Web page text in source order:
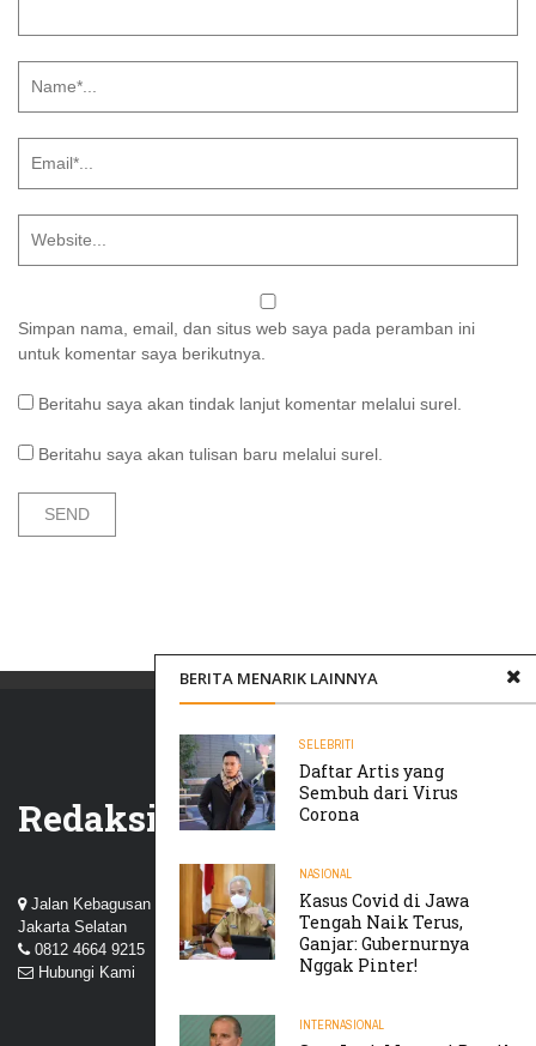
Simpan nama, email, dan situs web saya pada peramban ini
untuk komentar saya berikutnya.
Beritahu saya akan tindak lanjut komentar melalui surel.
Beritahu saya akan tulisan baru melalui surel.
BERITA MENARIK LAINNYA
SELEBRITI
Daftar Artis yang
Sembuh dari Virus
Corona
NASIONAL
Kasus Covid di Jawa
Tengah Naik Terus,
Ganjar: Gubernurnya
Nggak Pinter!
INTERNASIONAL
Redaksi
Jalan Kebagusan III, Perum Nuansa Kebagusan, Pasar Minggu,
Jakarta Selatan
0812 4664 9215
Hubungi Kami